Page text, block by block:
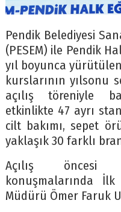
Pendik Belediyesi
(PESEM) ile Pendik
yıl boyunca
kurslarının yılsonu
açılış töreniyle
etkinlikte 47 ayrı
cilt bakımı, sepet
yaklaşık 30 farklı
Açılış öncesi
konuşmalarında
Müdürü Ömer Faruk